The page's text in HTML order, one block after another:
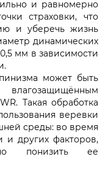
и равномерно
страховки, что
и уберечь жизнь
динамических
мм в зависимости
может быть
Такая обработка
веревки
среды: во время
и других факторов,
понизить ее